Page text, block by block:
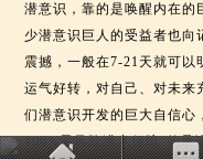
潜意识，靠的是唤醒内在的
少潜意识巨人的受益者也向
震撼，一般在7-21天就可以
运气好转，对自己、对未来
们潜意识开发的巨大自信心
100%零风险满意保障”的承